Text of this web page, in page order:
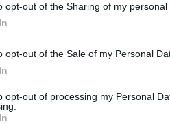
opt-out of the Sharing of my personal
opt-out of the Sale of my Personal
opt-out of processing my Personal
energéticos, así que